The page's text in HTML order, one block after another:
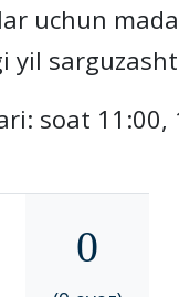
uchun
yil
soat 11:00,
0